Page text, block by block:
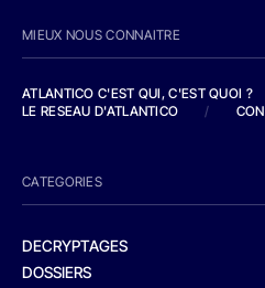
MIEUX NOUS CONNAITRE
ATLANTICO C'EST QUI, C'EST QUOI ?
LE RESEAU D'ATLANTICO
/
CATEGORIES
DECRYPTAGES
DOSSIERS